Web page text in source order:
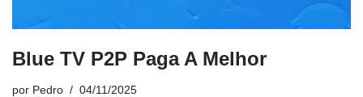
Blue TV P2P Paga A Melhor
por Pedro 04/11/2025